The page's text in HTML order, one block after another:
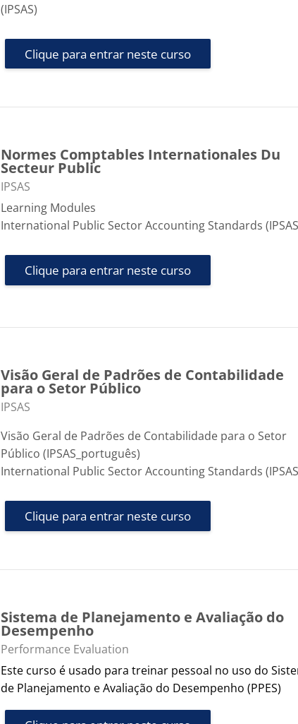
(IPSAS)
Clique para entrar neste curso
Normes Comptables Internationales Du
Secteur Public
Categoria do curso
IPSAS
Learning Modules
International Public Sector Accounting Standards
Clique para entrar neste curso
Visão Geral de Padrões de Contabilidade
para o Setor Público
Categoria do curso
IPSAS
Visão Geral de Padrões de Contabilidade para o Setor
Público (IPSAS_português)
International Public Sector Accounting Standards
Clique para entrar neste curso
Sistema de Planejamento e Avaliação do
Desempenho
Categoria do curso
Performance Evaluation
Este curso é usado para treinar pessoal no uso do
de Planejamento e Avaliação do Desempenho (PPES)